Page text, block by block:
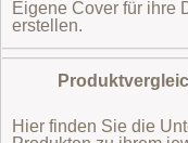
Eigene Cover für ihre
erstellen.
Hier finden Sie die